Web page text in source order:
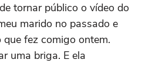
tornar público o vídeo do
marido no passado e
fez comigo ontem.
uma briga. E ela